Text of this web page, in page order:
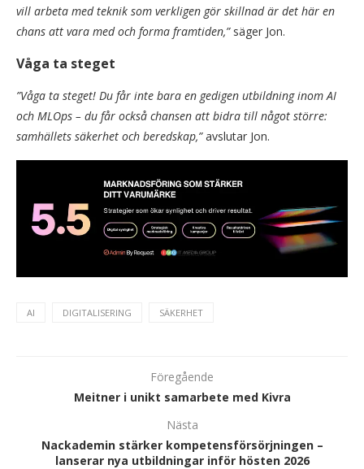
vill arbeta med teknik som verkligen gör skillnad är det här en
chans att vara med och forma framtiden,”säger Jon.
Våga ta steget
”Våga ta steget! Du får inte bara en gedigen utbildning inom AI
och MLOps – du får också chansen att bidra till något större:
samhällets säkerhet och beredskap,”avslutar Jon.
AI DIGITALISERING SÄKERHET
Föregående
Meitner i unikt samarbete med Kivra
Nästa
Nackademin stärker kompetensförsörjningen –
lanserar nya utbildningar inför hösten 2026